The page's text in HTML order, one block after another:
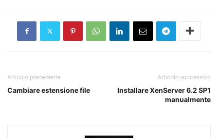
Articolo precedente
Cambiare estensione file
Articolo successivo
Installare XenServer 6.2 SP1
manualmente